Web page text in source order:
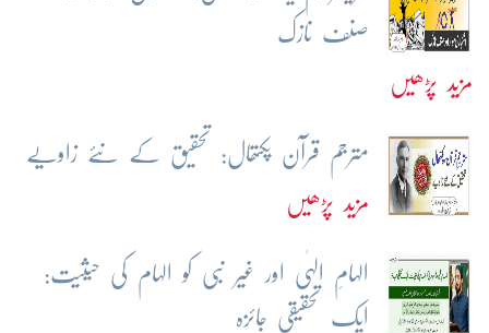
صنف نازک
مزید پڑھیں
مترجم قرآن پکتھال: تحقیق کے نئے زاویے
مزید پڑھیں
الہامِ الہٰی اور غیر نبی کو الہام کی حیثیت:
ایک تحقیقی جائزہ